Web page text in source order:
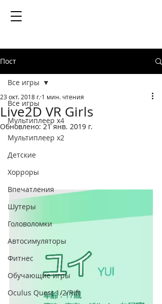
Пост
Все игры
Мультиплеер х4
Мультиплеер х2
Детские
Хорроры
Впечатления
Шутеры
Головоломки
Автосимуляторы
Фитнес
Обучающие игры
Oculus Quest 1/2/Rift
Все игры
Live2D VR Girls
23 окт. 2018 г. 1 мин. чтения
Обновлено:21 янв. 2019 г.